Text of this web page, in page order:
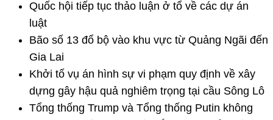
Quốc hội tiếp tục thảo luận ở tổ về các dự án
luật
Bão số 13 đổ bộ vào khu vực từ Quảng Ngãi đến
Gia Lai
Khởi tố vụ án hình sự vi phạm quy định về xây
dựng gây hậu quả nghiêm trọng tại cầu Sông Lô
Tổng thống Trump và Tổng thống Putin không